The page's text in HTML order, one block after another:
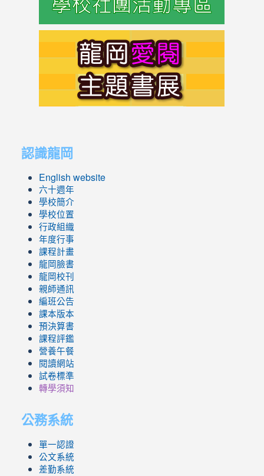
認識龍岡
English website
六十週年
學校簡介
學校位置
行政組織
年度行事
課程計畫
龍岡臉書
龍岡校刊
親師通訊
編班公告
課本版本
預決算書
課程評鑑
營養午餐
閱讀網站
試卷標準
轉學須知
公務系統
單一認證
公文系統
差勤系統